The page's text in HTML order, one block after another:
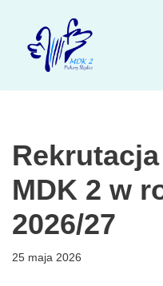
Przejdź
MDK 2 w
2026/27
25 maja 2026